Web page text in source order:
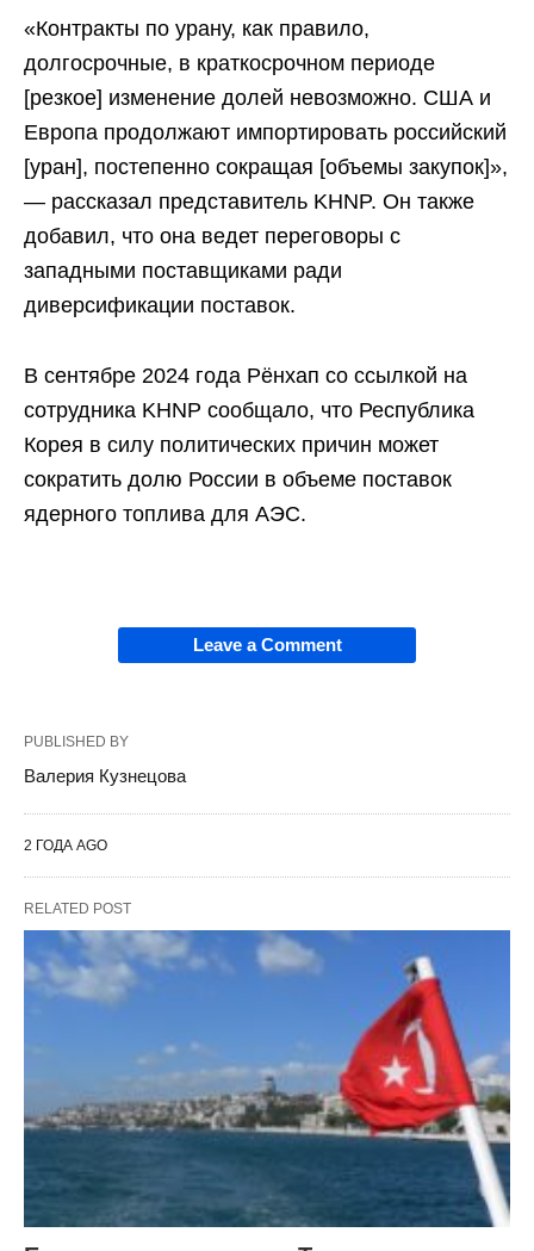
«Контракты по урану, как правило,
долгосрочные, в краткосрочном периоде
[резкое] изменение долей невозможно. США и
Европа продолжают импортировать российский
[уран], постепенно сокращая [объемы закупок]»,
— рассказал представитель KHNP. Он также
добавил, что она ведет переговоры с
западными поставщиками ради
диверсификации поставок.
В сентябре 2024 года Рёнхап со ссылкой на
сотрудника KHNP сообщало, что Республика
Корея в силу политических причин может
сократить долю России в объеме поставок
ядерного топлива для АЭС.
Leave a Comment
PUBLISHED BY
Валерия Кузнецова
2 ГОДА AGO
RELATED POST